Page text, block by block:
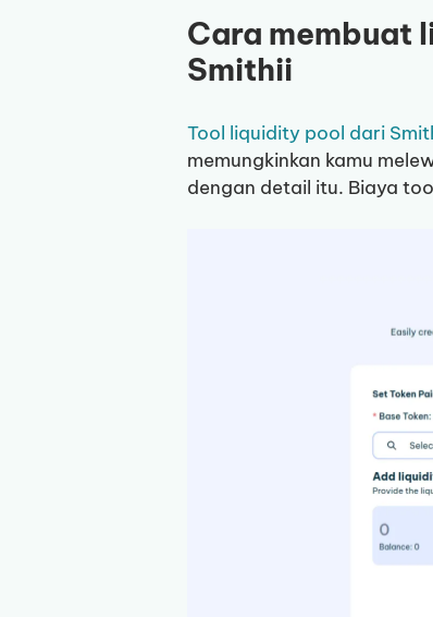
Cara membuat
Smithii
Tool liquidity pool dari
memungkinkan kamu
dengan detail itu. Biaya